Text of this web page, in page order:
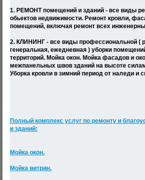
1. РЕМОНТ помещений и зданий - все виды
обьектов недвижимости. Ремонт кровли,
помещений, включая ремонт всех
2. КЛИНИНГ - все виды профессиональной (
генеральная, ежедневная ) уборки
территорий. Мойка окон. Мойка фасадов и
межпанельных швов зданий на высоте
Уборка кровли в зимний период от наледи и
Полный комплекс услуг по ремонту и
и зданий:
Мойка окон.
Мойка витрин.